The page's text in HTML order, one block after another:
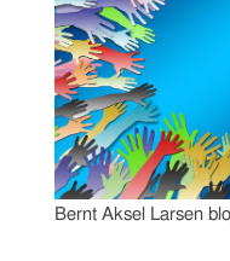
Bernt Aksel Larsen